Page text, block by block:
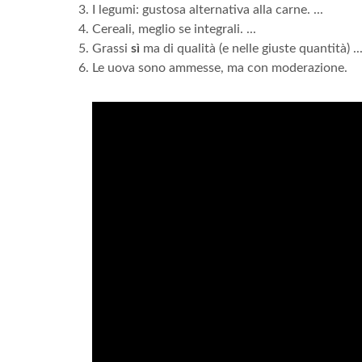
I legumi: gustosa alternativa alla carne. ...
Cereali, meglio se integrali. ...
Grassi sì ma di qualità (e nelle giuste quantità) ...
Le uova sono ammesse, ma con moderazione.